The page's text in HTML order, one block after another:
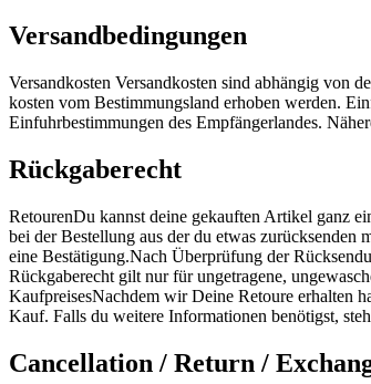
Versandbedingungen
Versandkosten Versandkosten sind abhängig von
kosten vom Bestimmungsland erhoben werden.
Einfuhrbestimmungen des Empfängerlandes.
Rückgaberecht
RetourenDu kannst deine gekauften Artikel ganz
bei der Bestellung aus der du etwas zurücksenden
eine Bestätigung.Nach Überprüfung der
Rückgaberecht gilt nur für ungetragene,
KaufpreisesNachdem wir Deine Retoure erhalten
Kauf. Falls du weitere Informationen benötigst,
Cancellation / Return /